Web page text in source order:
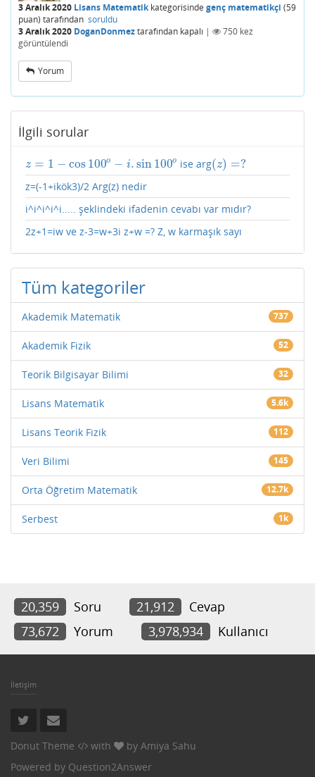
3 Aralık 2020 Lisans Matematikkategorisinde genç matematikçi (59
puan) tarafından soruldu
3 Aralık 2020 DoganDonmeztarafından kapalı | 750 kez
görüntülendi
Yorum
İlgili sorular
z = 1 − cos100o − i.sin100o
z=1− cos100o−i.sin 100o ise arg(z) =?
(z)= ?
z=(-1+ikök3)/2 Arg(z) nedir
i^i^i^i^i..... şeklindeki ifadenin cevabı var mıdır?
2z+1=iw ve z-3=w+3i z+w =? Z, w karmaşık sayı
Tüm kategoriler
Akademik Matematik 737
Akademik Fizik 52
Teorik Bilgisayar Bilimi 32
Lisans Matematik 5.6k
Lisans Teorik Fizik 112
Veri Bilimi 145
Orta Öğretim Matematik 12.7k
Serbest 1k
20,359 Soru 21,912
Cevap
73,672
Yorum 3,978,934 Kullanıcı
İletişim
Donut Theme with by Amiya Sahu
Powered by Question2Answer